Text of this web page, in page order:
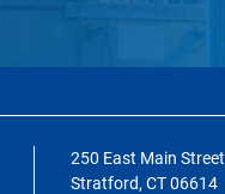
250 East Main Street
Stratford, CT 06614